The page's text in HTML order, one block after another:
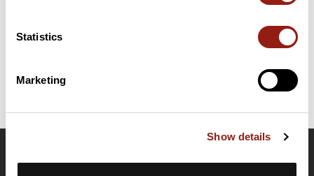
Statistics
Marketing
Show details
Dernière modification de la fiche parcours: 18 février 2026 à 20:46:43.
OpenRunner